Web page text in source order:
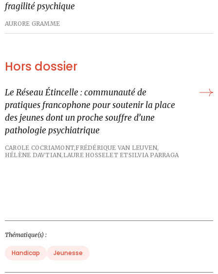
fragilité psychique
AURORE GRAMME
Hors dossier
Le Réseau Étincelle : communauté de
pratiques francophone pour soutenir la place
des jeunes dont un proche souffre d’une
pathologie psychiatrique
CAROLE COCRIAMONT,FRÉDÉRIQUE VAN LEUVEN,
HÉLÈNE DAVTIAN, LAURE HOSSELET ETSILVIA PARRAGA
Thématique(s) :
Handicap Jeunesse